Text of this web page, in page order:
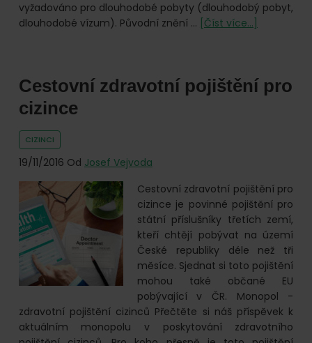
vyžadováno pro dlouhodobé pobyty (dlouhodobý pobyt,
dlouhodobé vízum). Původní znění … [Číst více...]
SLAVIA
pojišťovna
Cestovní zdravotní pojištění pro
cizince
CIZINCI
19/11/2016 Od Josef Vejvoda
Cestovní zdravotní pojištění pro
cizince je povinné pojištění pro
státní příslušníky třetích zemí,
kteří chtějí pobývat na území
České republiky déle než tři
měsíce. Sjednat si toto pojištění
mohou také občané EU
pobývající v ČR. Monopol -
zdravotní pojištění cizinců Přečtěte si náš příspěvek k
aktuálním monopolu v poskytování zdravotního